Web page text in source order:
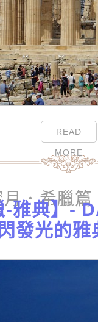
READ
MORE
．希臘篇
-雅典】-
發光的雅